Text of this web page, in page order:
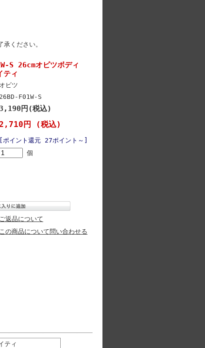
ください。
S 26cmオビツボディ
ティ
オビツ
26BD-F01W-S
3,190円(税込)
円 (税込)
[ポイント還元 27ポイント～]
個
ご返品について
この商品について問い合わせる
ティ